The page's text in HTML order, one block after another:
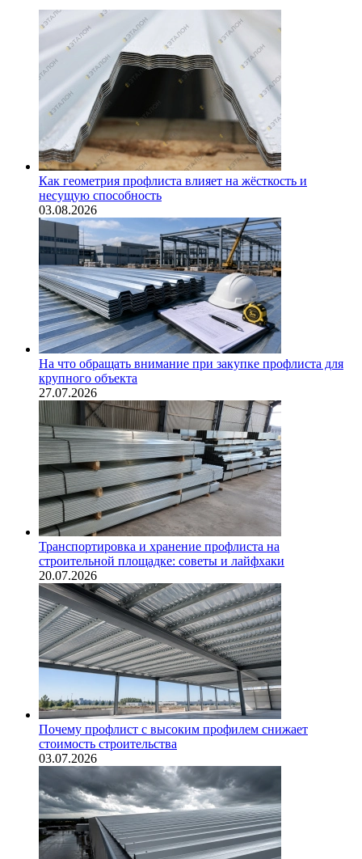
Как геометрия профлиста влияет на жёсткость и
несущую способность
03.08.2026
На что обращать внимание при закупке профлиста для
крупного объекта
27.07.2026
Транспортировка и хранение профлиста на
строительной площадке: советы и лайфхаки
20.07.2026
Почему профлист с высоким профилем снижает
стоимость строительства
03.07.2026